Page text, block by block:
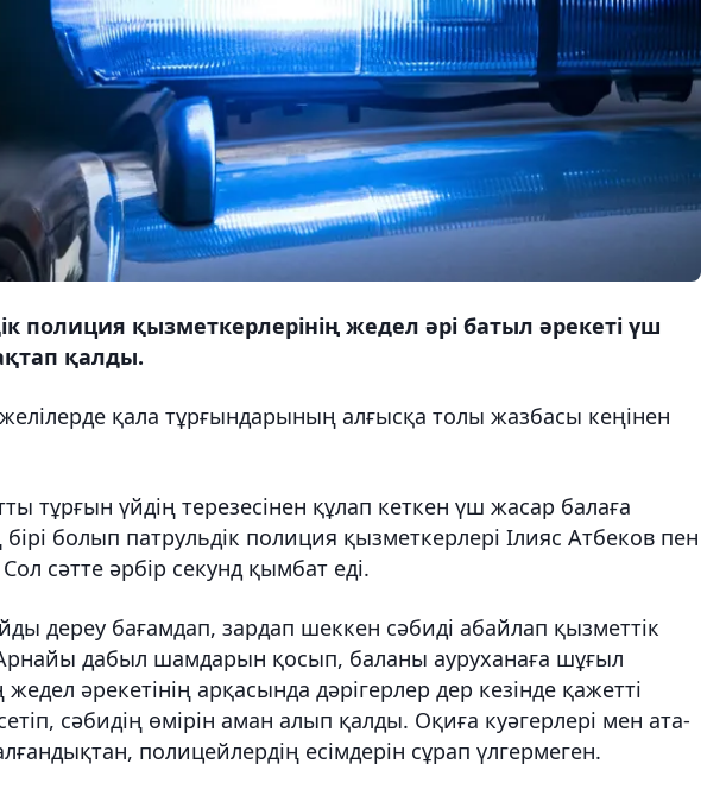
полиция қызметкерлерінің жедел әрі батыл әрекеті үш
қалды.
желілерде қала тұрғындарының алғысқа толы жазбасы кеңінен
тұрғын үйдің терезесінен құлап кеткен үш жасар балаға
болып патрульдік полиция қызметкерлері Ілияс Атбеков пен
сәтте әрбір секунд қымбат еді.
дереу бағамдап, зардап шеккен сәбиді абайлап қызметтік
дабыл шамдарын қосып, баланы ауруханаға шұғыл
әрекетінің арқасында дәрігерлер дер кезінде қажетті
сәбидің өмірін аман алып қалды. Оқиға куәгерлері мен ата-
полицейлердің есімдерін сұрап үлгермеген.